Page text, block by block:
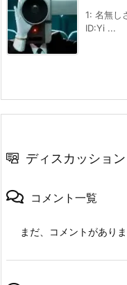
1: 名無し
ID:Yi ...
ディスカッション
コメント一覧
まだ、コメントがあり